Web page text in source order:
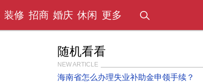
装修 招商 婚庆 休闲 更多
随机看看
NEW ARTICLE
海南省怎么办理失业补助金申领手续？